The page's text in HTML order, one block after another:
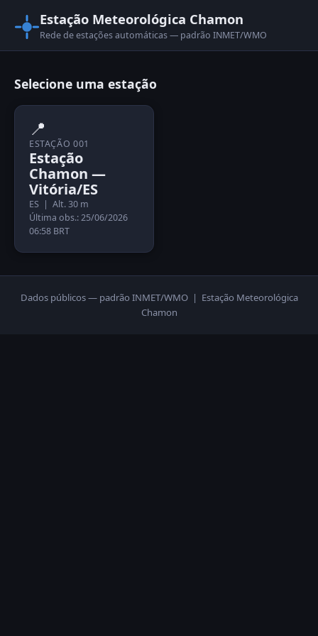
Estação Meteorológica Chamon
Rede de estações automáticas — padrão INMET/WMO
Selecione uma estação
📍
ESTAÇÃO 001
Estação
Chamon —
Vitória/ES
ES | Alt. 30 m
Última obs.: 25/06/2026
06:58 BRT
Dados públicos — padrão INMET/WMO | Estação Meteorológica
Chamon